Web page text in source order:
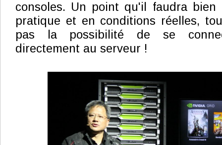
consoles. Un point qu'il faudra bien
pratique et en conditions réelles,
pas la possibilité de se
directement au serveur !